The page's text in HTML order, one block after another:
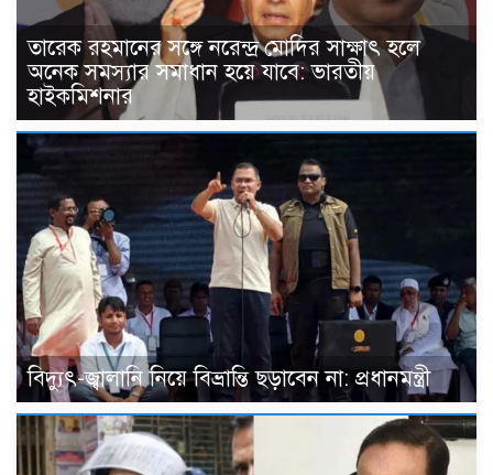
তারেক রহমানের সঙ্গে নরেন্দ্র মোদির সাক্ষাৎ হলে
অনেক সমস্যার সমাধান হয়ে যাবে: ভারতীয়
হাইকমিশনার
বিদ্যুৎ-জ্বালানি নিয়ে বিভ্রান্তি ছড়াবেন না: প্রধানমন্ত্রী